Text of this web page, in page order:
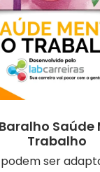
Saúde
Trabalho
podem ser